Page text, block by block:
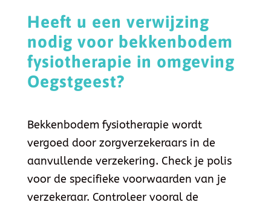
Heeft u een verwijzing
nodig voor bekkenbodem
fysiotherapie in omgeving
Oegstgeest?
Bekkenbodem fysiotherapie wordt
vergoed door zorgverzekeraars in de
aanvullende verzekering. Check je polis
voor de specifieke voorwaarden van je
verzekeraar. Controleer vooral de